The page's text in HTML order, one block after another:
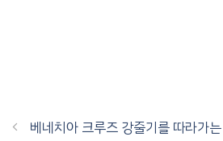
베네치아 크루즈 강줄기를 따라가